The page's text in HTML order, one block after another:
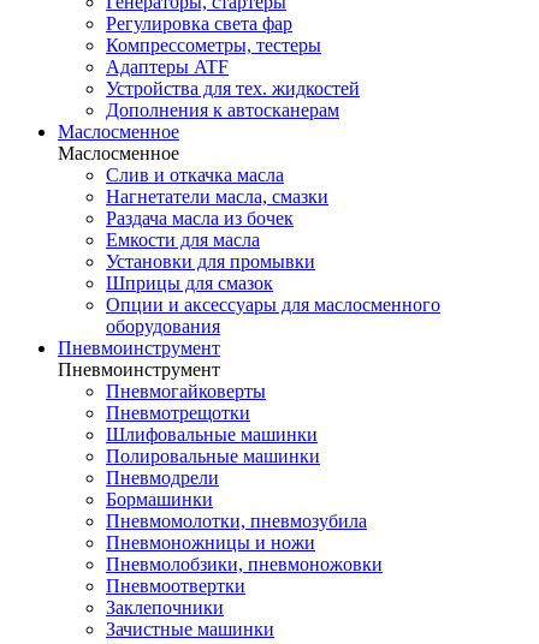
Регулировка света фар
Компрессометры, тестеры
Адаптеры ATF
Устройства для тех. жидкостей
Дополнения к автосканерам
Маслосменное
Маслосменное
Слив и откачка масла
Нагнетатели масла, смазки
Раздача масла из бочек
Емкости для масла
Установки для промывки
Шприцы для смазок
Опции и аксессуары для маслосменного
оборудования
Пневмоинструмент
Пневмоинструмент
Пневмогайковерты
Пневмотрещотки
Шлифовальные машинки
Полировальные машинки
Пневмодрели
Бормашинки
Пневмомолотки, пневмозубила
Пневмоножницы и ножи
Пневмолобзики, пневмоножовки
Пневмоотвертки
Заклепочники
Зачистные машинки